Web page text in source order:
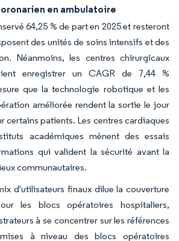
en ambulatoire
64,25 % de part en 2025 et resteront
des unités de soins intensifs et des
Néanmoins, les centres chirurgicaux
enregistrer un CAGR de 7,44 %
que la technologie robotique et les
améliorée rendent la sortie le jour
certains patients. Les centres cardiaques
académiques mènent des essais
qui valident la sécurité avant la
communautaires.
d'utilisateurs finaux dilue la couverture
les blocs opératoires hospitaliers,
à se concentrer sur les références
à niveau des blocs opératoires